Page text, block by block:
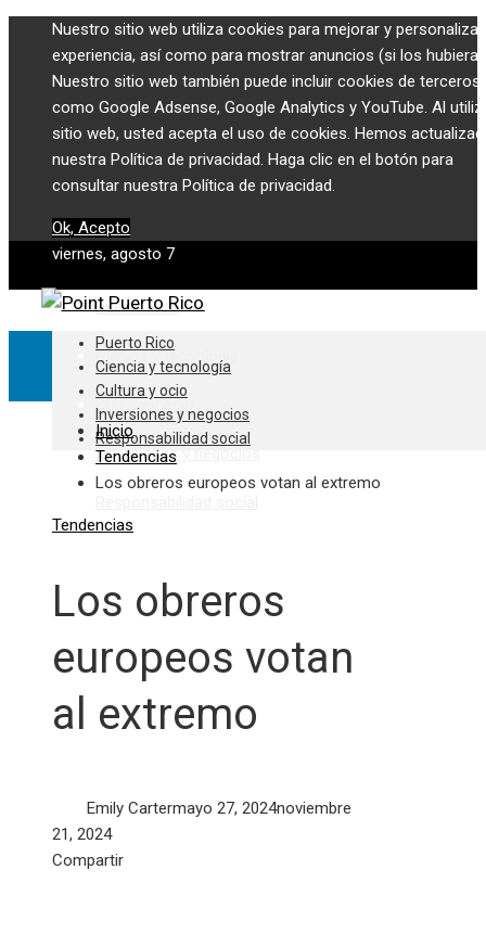
Nuestro sitio web utiliza cookies para mejorar y
experiencia, así como para mostrar anuncios (si los hubiera).
Nuestro sitio web también puede incluir cookies de terceros,
como Google Adsense, Google Analytics y YouTube. Al
sitio web, usted acepta el uso de cookies. Hemos
nuestra Política de privacidad. Haga clic en el botón para
consultar nuestra Política de privacidad.
Ok, Acepto
viernes, agosto 7
Puerto Rico
Ciencia y tecnología
Cultura y ocio
Inversiones y negocios
Puerto Rico
Ciencia y tecnología
Cultura y ocio
Inversiones y negocios
Responsabilidad social
Inicio
Tendencias
Los obreros europeos votan al extremo
Tendencias
Los obreros
europeos votan
al extremo
Emily Cartermayo 27, 2024noviembre
21, 2024
Facebook
Twitter
LinkedIn
Pinterest
Stumbleupon
Email
Compartir